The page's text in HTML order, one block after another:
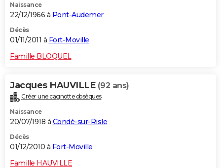
Naissance
22/12/1966 à Pont-Audemer
Décès
01/11/2011 à Fort-Moville
Famille BLOQUEL
Jacques HAUVILLE (92 ans)
Créer une cagnotte obsèques
Naissance
20/07/1918 à Condé-sur-Risle
Décès
01/12/2010 à Fort-Moville
Famille HAUVILLE